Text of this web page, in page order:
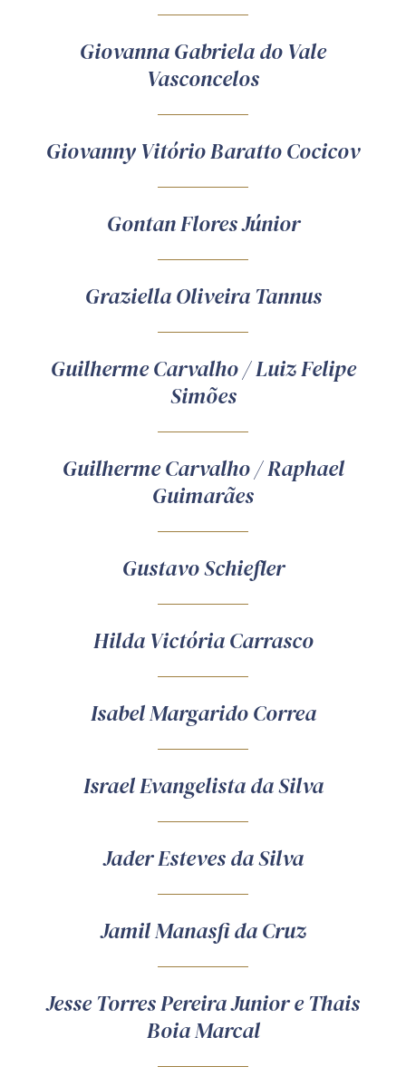
Giovanna Gabriela do Vale
Vasconcelos
Giovanny Vitório Baratto Cocicov
Gontan Flores Júnior
Graziella Oliveira Tannus
Guilherme Carvalho / Luiz Felipe
Simões
Guilherme Carvalho / Raphael
Guimarães
Gustavo Schiefler
Hilda Victória Carrasco
Isabel Margarido Correa
Israel Evangelista da Silva
Jader Esteves da Silva
Jamil Manasfi da Cruz
Jesse Torres Pereira Junior e Thais
Boia Marcal